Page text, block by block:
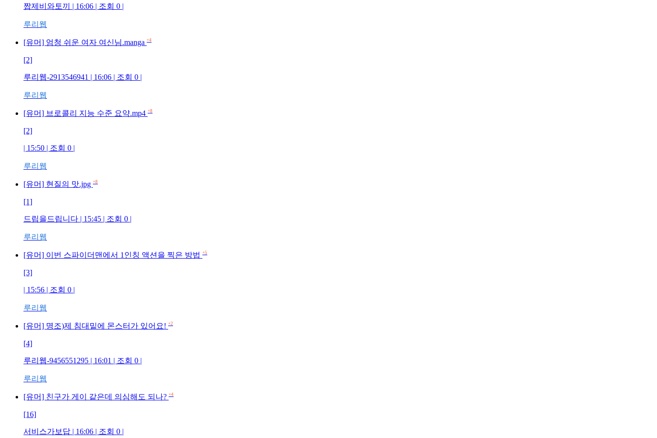
짭제비와토끼 | 16:06 | 조회 0 |
루리웹
[유머] 엄청 쉬운 여자 여신님.manga +4
[2]
루리웹-2913546941 | 16:06 | 조회 0 |
루리웹
[유머] 브로콜리 지능 수준 요약.mp4 +8
[2]
| 15:50 | 조회 0 |
루리웹
[유머] 현질의 맛.jpg +8
[1]
드립을드립니다 | 15:45 | 조회 0 |
루리웹
[유머] 이번 스파이더맨에서 1인칭 액션을 찍은 방법 +5
[3]
| 15:56 | 조회 0 |
루리웹
[유머] 명조)제 침대밑에 몬스터가 있어요! +2
[4]
루리웹-9456551295 | 16:01 | 조회 0 |
루리웹
[유머] 친구가 게이 같은데 의심해도 되나? +4
[16]
서비스가보답 | 16:06 | 조회 0 |